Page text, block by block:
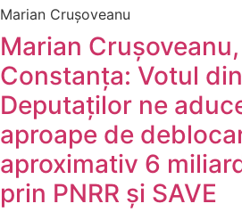
Marian Crușoveanu
Marian
Constanța: Votul
Deputaților ne
aproape de
aproximativ 6
prin PNRR și SAVE